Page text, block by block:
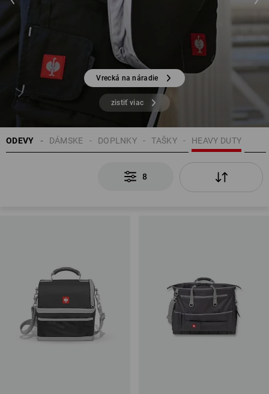
Vrecká na náradie
zistiť viac
ODEVY HEAVY DUTY
TAŠKY
DOPLNKY
DÁMSKE
8